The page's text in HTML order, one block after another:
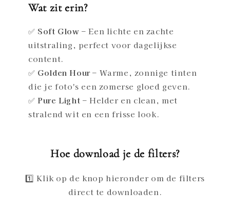
Wat zit erin?
✅ Soft Glow – Een lichte en zachte
uitstraling, perfect voor dagelijkse
content.
✅ Golden Hour– Warme, zonnige tinten
die je foto's een zomerse gloed geven.
✅ Pure Light – Helder en clean, met
stralend wit en een frisse look.
Hoe download je de filters?
1️⃣ Klik op de knop hieronder om de filters
direct te downloaden.